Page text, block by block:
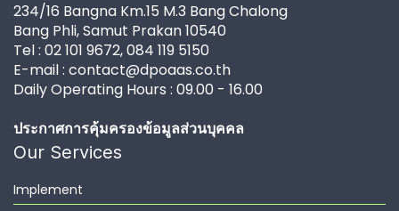
234/16 Bangna Km.15 M.3 Bang Chalong
Bang Phli, Samut Prakan 10540
Tel : 02 101 9672, 084 119 5150
E-mail : contact@dpoaas.co.th
Daily Operating Hours : 09.00 - 16.00
ประกาศการคุ้มครองข้อมูลส่วนบุคคล
Our Services
Implement